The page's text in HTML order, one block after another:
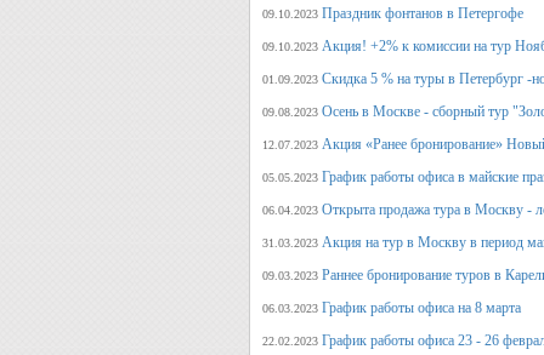
09.10.2023 Праздник фонтанов в Петергофе
09.10.2023 Акция! +2% к комиссии на тур
01.09.2023 Скидка 5 % на туры в Петербург -
09.08.2023 Осень в Москве - сборный тур
12.07.2023 Акция «Ранее бронирование»
05.05.2023 График работы офиса в майские
06.04.2023 Открыта продажа тура в Москву -
31.03.2023 Акция на тур в Москву в период
09.03.2023 Раннее бронирование туров в
06.03.2023 График работы офиса на 8 марта
22.02.2023 График работы офиса 23 - 26